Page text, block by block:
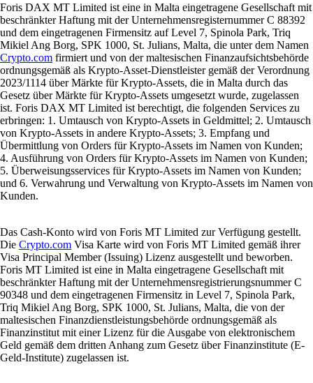
Foris DAX MT Limited ist eine in Malta eingetragene Gesellschaft mit
beschränkter Haftung mit der Unternehmensregisternummer C 88392
und dem eingetragenen Firmensitz auf Level 7, Spinola Park, Triq
Mikiel Ang Borg, SPK 1000, St. Julians, Malta, die unter dem Namen
Crypto.com firmiert und von der maltesischen Finanzaufsichtsbehörde
ordnungsgemäß als Krypto-Asset-Dienstleister gemäß der Verordnung
2023/1114 über Märkte für Krypto-Assets, die in Malta durch das
Gesetz über Märkte für Krypto-Assets umgesetzt wurde, zugelassen
ist. Foris DAX MT Limited ist berechtigt, die folgenden Services zu
erbringen: 1. Umtausch von Krypto-Assets in Geldmittel; 2. Umtausch
von Krypto-Assets in andere Krypto-Assets; 3. Empfang und
Übermittlung von Orders für Krypto-Assets im Namen von Kunden;
4. Ausführung von Orders für Krypto-Assets im Namen von Kunden;
5. Überweisungsservices für Krypto-Assets im Namen von Kunden;
und 6. Verwahrung und Verwaltung von Krypto-Assets im Namen von
Kunden.
Das Cash-Konto wird von Foris MT Limited zur Verfügung gestellt.
Die Crypto.com Visa Karte wird von Foris MT Limited gemäß ihrer
Visa Principal Member (Issuing) Lizenz ausgestellt und beworben.
Foris MT Limited ist eine in Malta eingetragene Gesellschaft mit
beschränkter Haftung mit der Unternehmensregistrierungsnummer C
90348 und dem eingetragenen Firmensitz in Level 7, Spinola Park,
Triq Mikiel Ang Borg, SPK 1000, St. Julians, Malta, die von der
maltesischen Finanzdienstleistungsbehörde ordnungsgemäß als
Finanzinstitut mit einer Lizenz für die Ausgabe von elektronischem
Geld gemäß dem dritten Anhang zum Gesetz über Finanzinstitute (E-
Geld-Institute) zugelassen ist.